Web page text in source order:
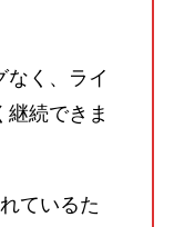
なく、ライ
継続できま
ているた